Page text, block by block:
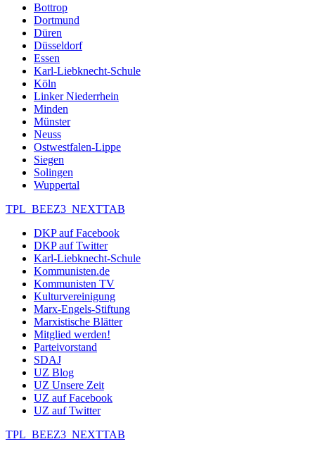
Bottrop
Dortmund
Düren
Düsseldorf
Essen
Karl-Liebknecht-Schule
Köln
Linker Niederrhein
Minden
Münster
Neuss
Ostwestfalen-Lippe
Siegen
Solingen
Wuppertal
TPL_BEEZ3_NEXTTAB
DKP auf Facebook
DKP auf Twitter
Karl-Liebknecht-Schule
Kommunisten.de
Kommunisten TV
Kulturvereinigung
Marx-Engels-Stiftung
Marxistische Blätter
Mitglied werden!
Parteivorstand
SDAJ
UZ Blog
UZ Unsere Zeit
UZ auf Facebook
UZ auf Twitter
TPL_BEEZ3_NEXTTAB